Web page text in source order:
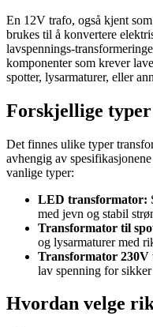
En 12V trafo, også kjent
brukes til å konvertere
lavspennings-
komponenter som krever
spotter, lysarmaturer, eller
Forskjellige
Det finnes ulike typer
avhengig av
vanlige typer:
LED transformator:
med jevn og stabil
Transformator til
og lysarmaturer med
Transformator 230V
lav spenning for
Hvordan velge